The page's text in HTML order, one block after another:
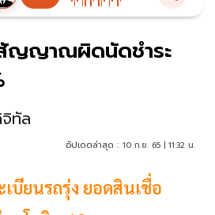
สัญญาณผิดนัดชำระ
ทัล
อัปเดตล่าสุด : 10 ก.ย. 65 | 11:32 น.
บียนรถรุ่ง ยอดสินเชื่อ